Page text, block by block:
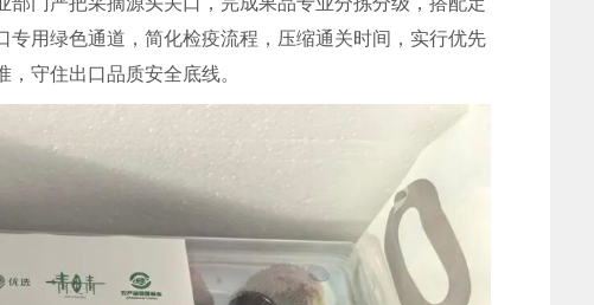
用绿色通道，简化检疫流程，压缩通关时间，实行优先
守住出口品质安全底线。